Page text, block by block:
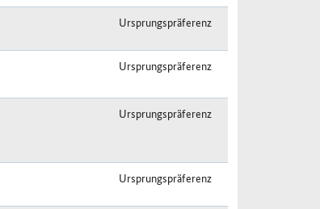
Ursprungspräferenz
Ursprungspräferenz
Ursprungspräferenz
Ursprungspräferenz